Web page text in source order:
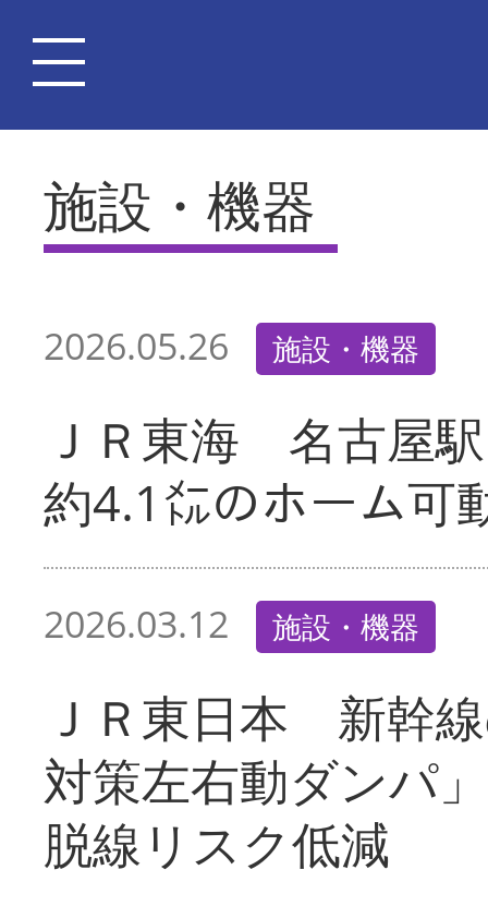
施設・機器
2026.05.26 施設・機器
ＪＲ東海 名古屋
約4.1㍍のホーム可
2026.03.12 施設・機器
ＪＲ東日本 新幹
対策左右動ダン
脱線リスク低減